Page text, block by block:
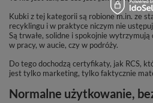
Kubki z tej kategorii są robione m.in. ze
recyklingu i w praktyce niczym nie
Są trwałe, solidne i spokojnie
w pracy, w aucie, czy w podróży.
Do tego dochodzą certyfikaty, jak RCS,
jest tylko marketing, tylko faktycznie
Normalne użytkowanie,